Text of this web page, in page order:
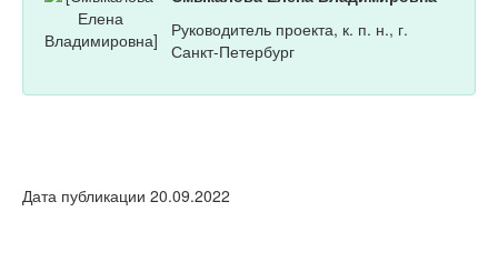
Руководитель проекта, к. п. н., г.
Санкт-Петербург
Дата публикации 20.09.2022